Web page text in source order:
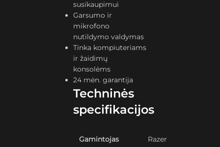
susikaupimui
Garsumo ir
mikrofono
nutildymo valdymas
Tinka kompiuteriams
ir žaidimų
konsolėms
24 mėn. garantija
Techninės
specifikacijos
Gamintojas Razer